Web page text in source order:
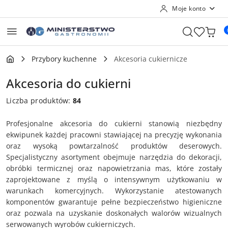
Moje konto
Przybory kuchenne Akcesoria cukiernicze
Akcesoria do cukierni
Liczba produktów:84
Profesjonalne akcesoria do cukierni stanowią niezbędny
ekwipunek każdej pracowni stawiającej na precyzję wykonania
oraz wysoką powtarzalność produktów deserowych.
Specjalistyczny asortyment obejmuje narzędzia do dekoracji,
obróbki termicznej oraz napowietrzania mas, które zostały
zaprojektowane z myślą o intensywnym użytkowaniu w
warunkach komercyjnych. Wykorzystanie atestowanych
komponentów gwarantuje pełne bezpieczeństwo higieniczne
oraz pozwala na uzyskanie doskonałych walorów wizualnych
serwowanych wyrobów cukierniczych.